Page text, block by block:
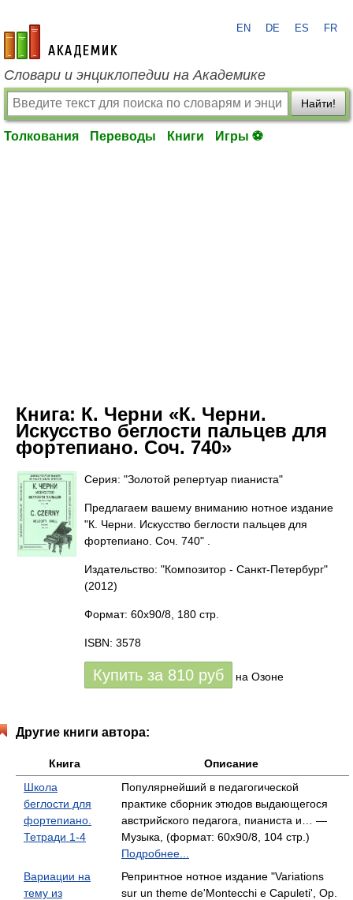
academic.ru
EN DE ES FR
Словари и энциклопедии на Академике
Найти!
Толкования Переводы Книги Игры ⚽
Книга: К. Черни «К. Черни.
Искусство беглости пальцев для
фортепиано. Соч. 740»
Серия: "Золотой репертуар пианиста"
Предлагаем вашему вниманию нотное издание
"К. Черни. Искусство беглости пальцев для
фортепиано. Соч. 740" .
Издательство: "Композитор - Санкт-Петербург"
(2012)
Формат: 60x90/8, 180 стр.
ISBN: 3578
Купить за 810 руб на Озоне
Другие книги автора:
Книга
Описание
Школа
беглости для
фортепиано.
Тетради 1-4
Популярнейший в педагогической
практике сборник этюдов выдающегося
австрийского педагога, пианиста и… —
Музыка, (формат: 60x90/8, 104 стр.)
Подробнее...
Вариации на
тему из
Репринтное нотное издание "Variations
sur un theme de'Montecchi e Capuleti', Op.